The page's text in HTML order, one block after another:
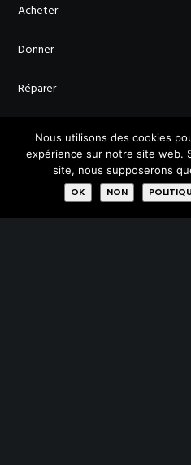
Acheter
Donner
Réparer
Missions
Nous utilisons des cookies
expérience sur notre site web.
site, nous supposerons
OK
NON